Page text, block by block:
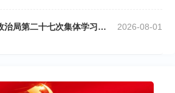
2026-08-01
习近平在中共中央政治局第二十七次集体学习时强调 ...